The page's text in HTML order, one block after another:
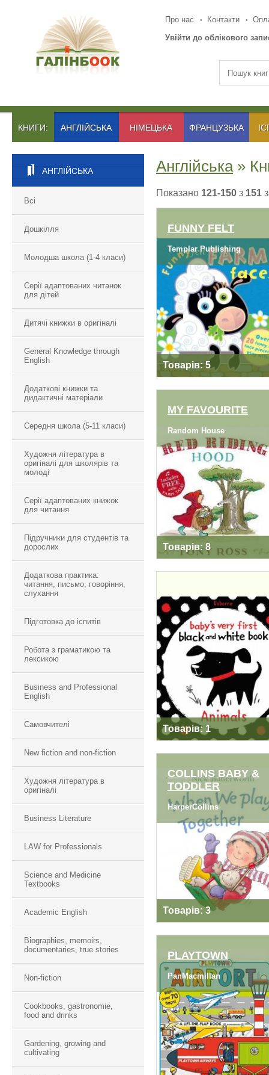
Про нас Контакти
Увійти до облікового
КНИГИ: АНГЛІЙСЬКА НІМЕЦЬКА ФРАНЦУЗЬКА
АНГЛІЙСЬКА
Всі
Дошкілля
Молодша школа (1-4 класи)
Серії адаптованих читанок
для дітей
Дитячі книжки в оригіналі
General Knowledge through
English
Додаткові книжки та
дидактичні матеріали
Середня школа (5-11 класи)
Художня література в
оригіналі для школярів та
молоді
Серії адаптованих книжок
для читання
Підручники для студентів та
дорослих
Додаткова практика:
читання, письмо, говоріння,
слухання
Підготовка до іспитів
Робота з граматикою та
лексикою
Business and Professional
English
Самовчителі
New fiction and non-fiction
Художня література в
оригіналі
Business Literature
LAW for Professionals
Science and Medicine
Textbooks
Academic English
Biographies, memoirs,
documentaries, true stories
Non-fiction
Cookbooks, gastronomie,
food and drinks
Gardening, growing and
cultivating
Англійська»
Показано 121-150 з 151
FUNNY FELT
Templar Publishing
Товарів: 5
FUNNY FELT
MY FAVOURITE
Random House
Товарів: 8
MY FAVOURITE
Товарів: 1
BLACK-AND-WHITE
COLLINS BABY &
TODDLER
HarperCollins
Товарів: 3
COLLINS BABY &
TODDLER
PLAYTOWN
PanMacmillan
PLAYTOWN